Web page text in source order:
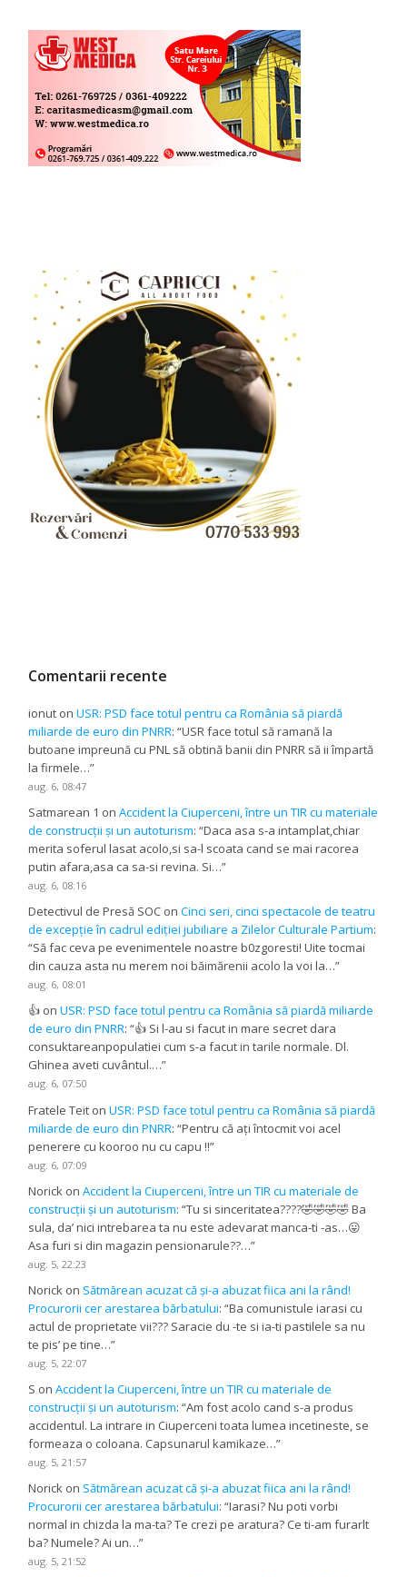
Comentarii recente
ionut onUSR: PSD face totul pentru ca România să piardă
miliarde de euro din PNRR: “USR face totul să ramană la
butoane impreună cu PNL să obtină banii din PNRR să ii împartă
la firmele…”
aug. 6, 08:47
Satmarean 1 onAccident la Ciuperceni, între un TIR cu materiale
de construcții și un autoturism: “Daca asa s-a intamplat,chiar
merita soferul lasat acolo,si sa-l scoata cand se mai racorea
putin afara,asa ca sa-si revina. Si…”
aug. 6, 08:16
Detectivul de Presă SOC onCinci seri, cinci spectacole de teatru
de excepție în cadrul ediției jubiliare a Zilelor Culturale Partium:
“Să fac ceva pe evenimentele noastre b0zgoresti! Uite tocmai
din cauza asta nu merem noi băimărenii acolo la voi la…”
aug. 6, 08:01
👍 onUSR: PSD face totul pentru ca România să piardă miliarde
de euro din PNRR: “👍 Si l-au si facut in mare secret dara
consuktareanpopulatiei cum s-a facut in tarile normale. Dl.
Ghinea aveti cuvântul.…”
aug. 6, 07:50
Fratele Teit onUSR: PSD face totul pentru ca România să piardă
miliarde de euro din PNRR: “Pentru că ați întocmit voi acel
penerere cu kooroo nu cu capu !!”
aug. 6, 07:09
Norick onAccident la Ciuperceni, între un TIR cu materiale de
construcții și un autoturism: “Tu si sinceritatea????🤣🤣🤣🤣 Ba
sula, da’ nici intrebarea ta nu este adevarat manca-ti -as…😛
Asa furi si din magazin pensionarule??…”
aug. 5, 22:23
Norick on Sătmărean acuzat că și-a abuzat fiica ani la rând!
Procurorii cer arestarea bărbatului: “Ba comunistule iarasi cu
actul de proprietate vii??? Saracie du -te si ia-ti pastilele sa nu
te pis’ pe tine…”
aug. 5, 22:07
S onAccident la Ciuperceni, între un TIR cu materiale de
construcții și un autoturism: “Am fost acolo cand s-a produs
accidentul. La intrare in Ciuperceni toata lumea incetineste, se
formeaza o coloana. Capsunarul kamikaze…”
aug. 5, 21:57
Norick on Sătmărean acuzat că și-a abuzat fiica ani la rând!
Procurorii cer arestarea bărbatului: “Iarasi? Nu poti vorbi
normal in chizda la ma-ta? Te crezi pe aratura? Ce ti-am furarlt
ba? Numele? Ai un…”
aug. 5, 21:52